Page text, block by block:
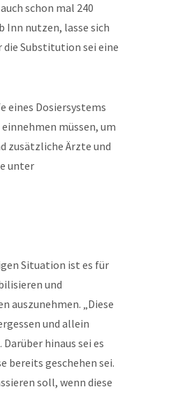
schon mal 240
Inn nutzen, lasse sich
die Substitution sei eine
Dosiersystems
müssen, um
zusätzliche Ärzte und
unter
Situation ist es für
und
auszunehmen. „Diese
und allein
hinaus sei es
bereits geschehen sei.
soll, wenn diese